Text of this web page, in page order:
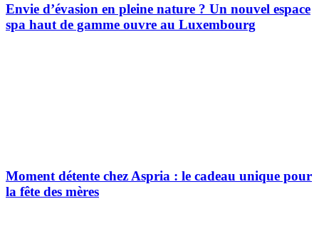
Envie d’évasion en pleine nature ? Un nouvel espace
spa haut de gamme ouvre au Luxembourg
Moment détente chez Aspria : le cadeau unique pour
la fête des mères